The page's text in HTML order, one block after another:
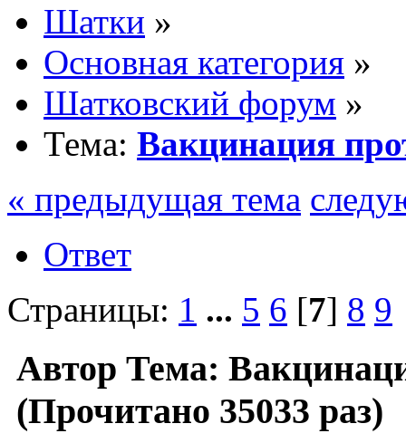
Шатки »
Основная категория »
Шатковский форум »
Тема: Вакцинация
« предыдущая тема
Ответ
Страницы: 1 ... 5 6 [7] 8 9
Автор Тема:
(Прочитано 35033 раз)